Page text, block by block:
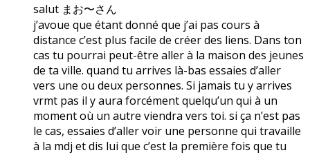
salut まお〜さん
j’avoue que étant donné que j’ai pas cours à
distance c’est plus facile de créer des liens. Dans ton
cas tu pourrai peut-être aller à la maison des jeunes
de ta ville. quand tu arrives là-bas essaies d’aller
vers une ou deux personnes. Si jamais tu y arrives
vrmt pas il y aura forcément quelqu’un qui à un
moment où un autre viendra vers toi. si ça n’est pas
le cas, essaies d’aller voir une personne qui travaille
à la mdj et dis lui que c’est la première fois que tu